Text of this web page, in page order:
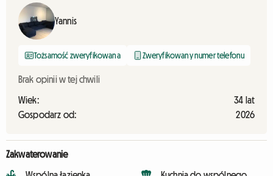
Yannis
Tożsamość zweryfikowana Zweryfikowany numer telefonu
Brak opinii w tej chwili
Wiek:
34 lat
Gospodarz od:
2026
Zakwaterowanie